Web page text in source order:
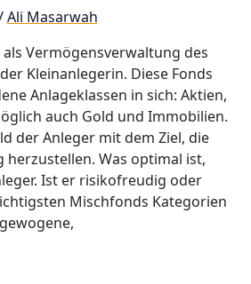
Ali Masarwah
Vermögensverwaltung des
Kleinanlegerin. Diese Fonds
Anlageklassen in sich: Aktien,
auch Gold und Immobilien.
der Anleger mit dem Ziel, die
herzustellen. Was optimal ist,
Ist er risikofreudig oder
Mischfonds Kategorien